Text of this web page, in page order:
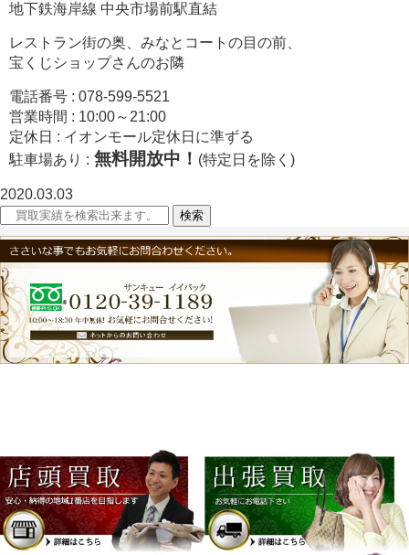
地下鉄海岸線 中央市場前駅直結
レストラン街の奥、みなとコートの目の前、
宝くじショップさんのお隣
電話番号 : 078-599-5521
営業時間 : 10:00～21:00
定休日 : イオンモール定休日に準ずる
駐車場あり : 無料開放中！ (特定日を除く)
2020.03.03